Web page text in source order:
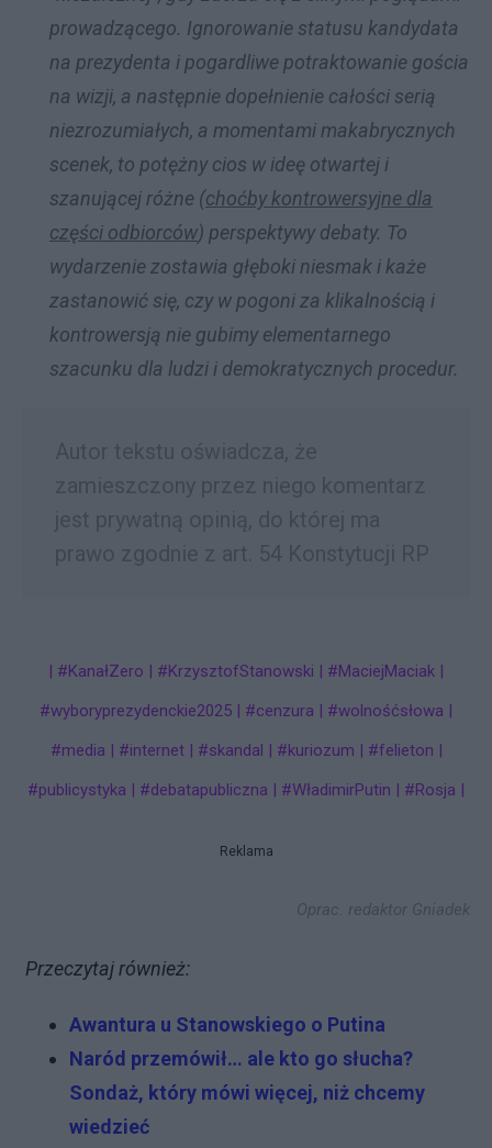
prowadzącego. Ignorowanie statusu kandydata
na prezydenta i pogardliwe potraktowanie gościa
na wizji, a następnie dopełnienie całości serią
niezrozumiałych, a momentami makabrycznych
scenek, to potężny cios w ideę otwartej i
szanującej różne (choćby kontrowersyjne dla
części odbiorców) perspektywy debaty. To
wydarzenie zostawia głęboki niesmak i każe
zastanowić się, czy w pogoni za klikalnością i
kontrowersją nie gubimy elementarnego
szacunku dla ludzi i demokratycznych procedur.
Autor tekstu oświadcza, że
zamieszczony przez niego komentarz
jest prywatną opinią, do której ma
prawo zgodnie z art. 54 Konstytucji RP
| #KanałZero | #KrzysztofStanowski | #MaciejMaciak |
#wyboryprezydenckie2025 | #cenzura | #wolnośćsłowa |
#media | #internet | #skandal | #kuriozum | #felieton |
#publicystyka | #debatapubliczna | #WładimirPutin | #Rosja |
Reklama
Oprac. redaktor Gniadek
Przeczytaj również:
Awantura u Stanowskiego o Putina
Naród przemówił… ale kto go słucha?
Sondaż, który mówi więcej, niż chcemy
wiedzieć